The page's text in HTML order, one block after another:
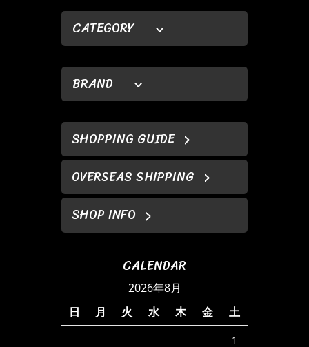
CATEGORY
BRAND
SHOPPING GUIDE
OVERSEAS SHIPPING
SHOP INFO
CALENDAR
2026年8月
日
月 火 水 木 金 土
1